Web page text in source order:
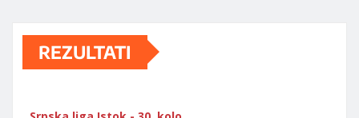
REZULTATI